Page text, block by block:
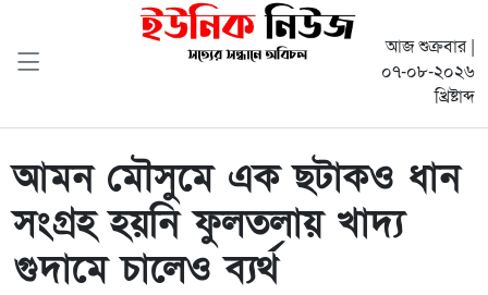
আজ শুক্রবার |
০৭-০৮-২০২৬
খ্রিষ্টাব্দ
আমন মৌসুমে এক ছটাকও ধান
সংগ্রহ হয়নি ফুলতলায় খাদ্য
গুদামে চালেও ব্যর্থ